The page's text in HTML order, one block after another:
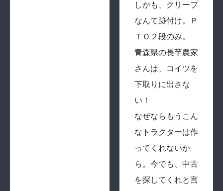
しかも、クリープ
なんて跡付け。Ｐ
ＴＯ２段のみ。
青森県の長芋農家
さんは、コイツを
下取りに出さな
い！
なぜならもうこん
なトラクターは作
ってくれないか
ら。今でも、中古
を探してくれと言